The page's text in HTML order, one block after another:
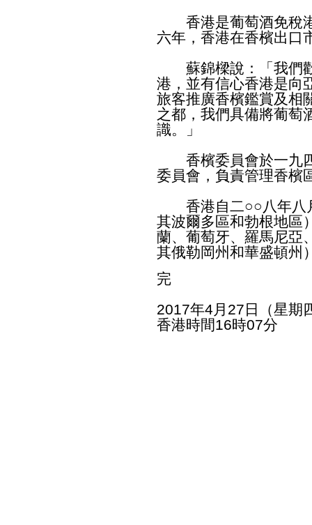
香港是葡萄酒免稅港
六年，香港在香檳出口
蘇錦樑說：「我們歡
港，並有信心香港是向
旅客推廣香檳鑑賞及相
之都，我們具備將葡萄
識。」
香檳委員會於一九四
委員會，負責管理香檳
香港自二○○八年八
其波爾多區和勃根地區
蘭、葡萄牙、羅馬尼亞
其俄勒岡州和華盛頓州
完
2017年4月27日（星期
香港時間16時07分